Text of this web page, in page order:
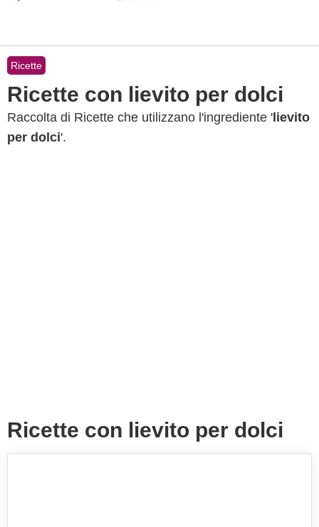
Ricette
Ricette con lievito per dolci
Raccolta di Ricette che utilizzano l'ingrediente ' lievito
per dolci'.
Ricette con lievito per dolci